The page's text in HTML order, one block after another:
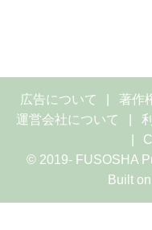
広告について 著作
運営会社について
© 2019- FUSOSHA
Built on